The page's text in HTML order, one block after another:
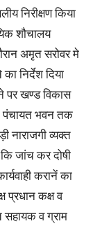
निरीक्षण किया
शौचालय
अमृत सरोवर मे
निर्देश दिया
पर खण्ड विकास
पंचायत भवन तक
नाराजगी व्यक्त
जांच कर दोषी
करानें का
प्रधान कक्ष व
सहायक व ग्राम